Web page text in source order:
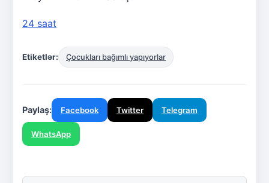
24 saat
Etiketlər: Çocukları bağımlı yapıyorlar
Paylaş: Facebook Twitter Telegram
WhatsApp